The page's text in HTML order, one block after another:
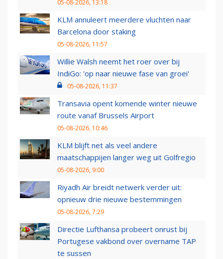
05-08-2026, 13:18
KLM annuleert meerdere vluchten naar
Barcelona door staking
05-08-2026, 11:57
Willie Walsh neemt het roer over bij
IndiGo: 'op naar nieuwe fase van groei'
05-08-2026, 11:37
Transavia opent komende winter nieuwe
route vanaf Brussels Airport
05-08-2026, 10:46
KLM blijft net als veel andere
maatschappijen langer weg uit Golfregio
05-08-2026, 9:00
Riyadh Air breidt netwerk verder uit:
opnieuw drie nieuwe bestemmingen
05-08-2026, 7:29
Directie Lufthansa probeert onrust bij
Portugese vakbond over overname TAP
te sussen